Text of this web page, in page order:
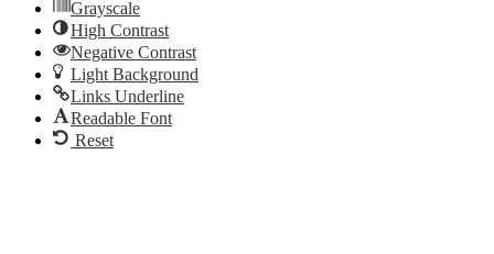
Grayscale
High Contrast
Negative Contrast
Light Background
Links Underline
Readable Font
Reset